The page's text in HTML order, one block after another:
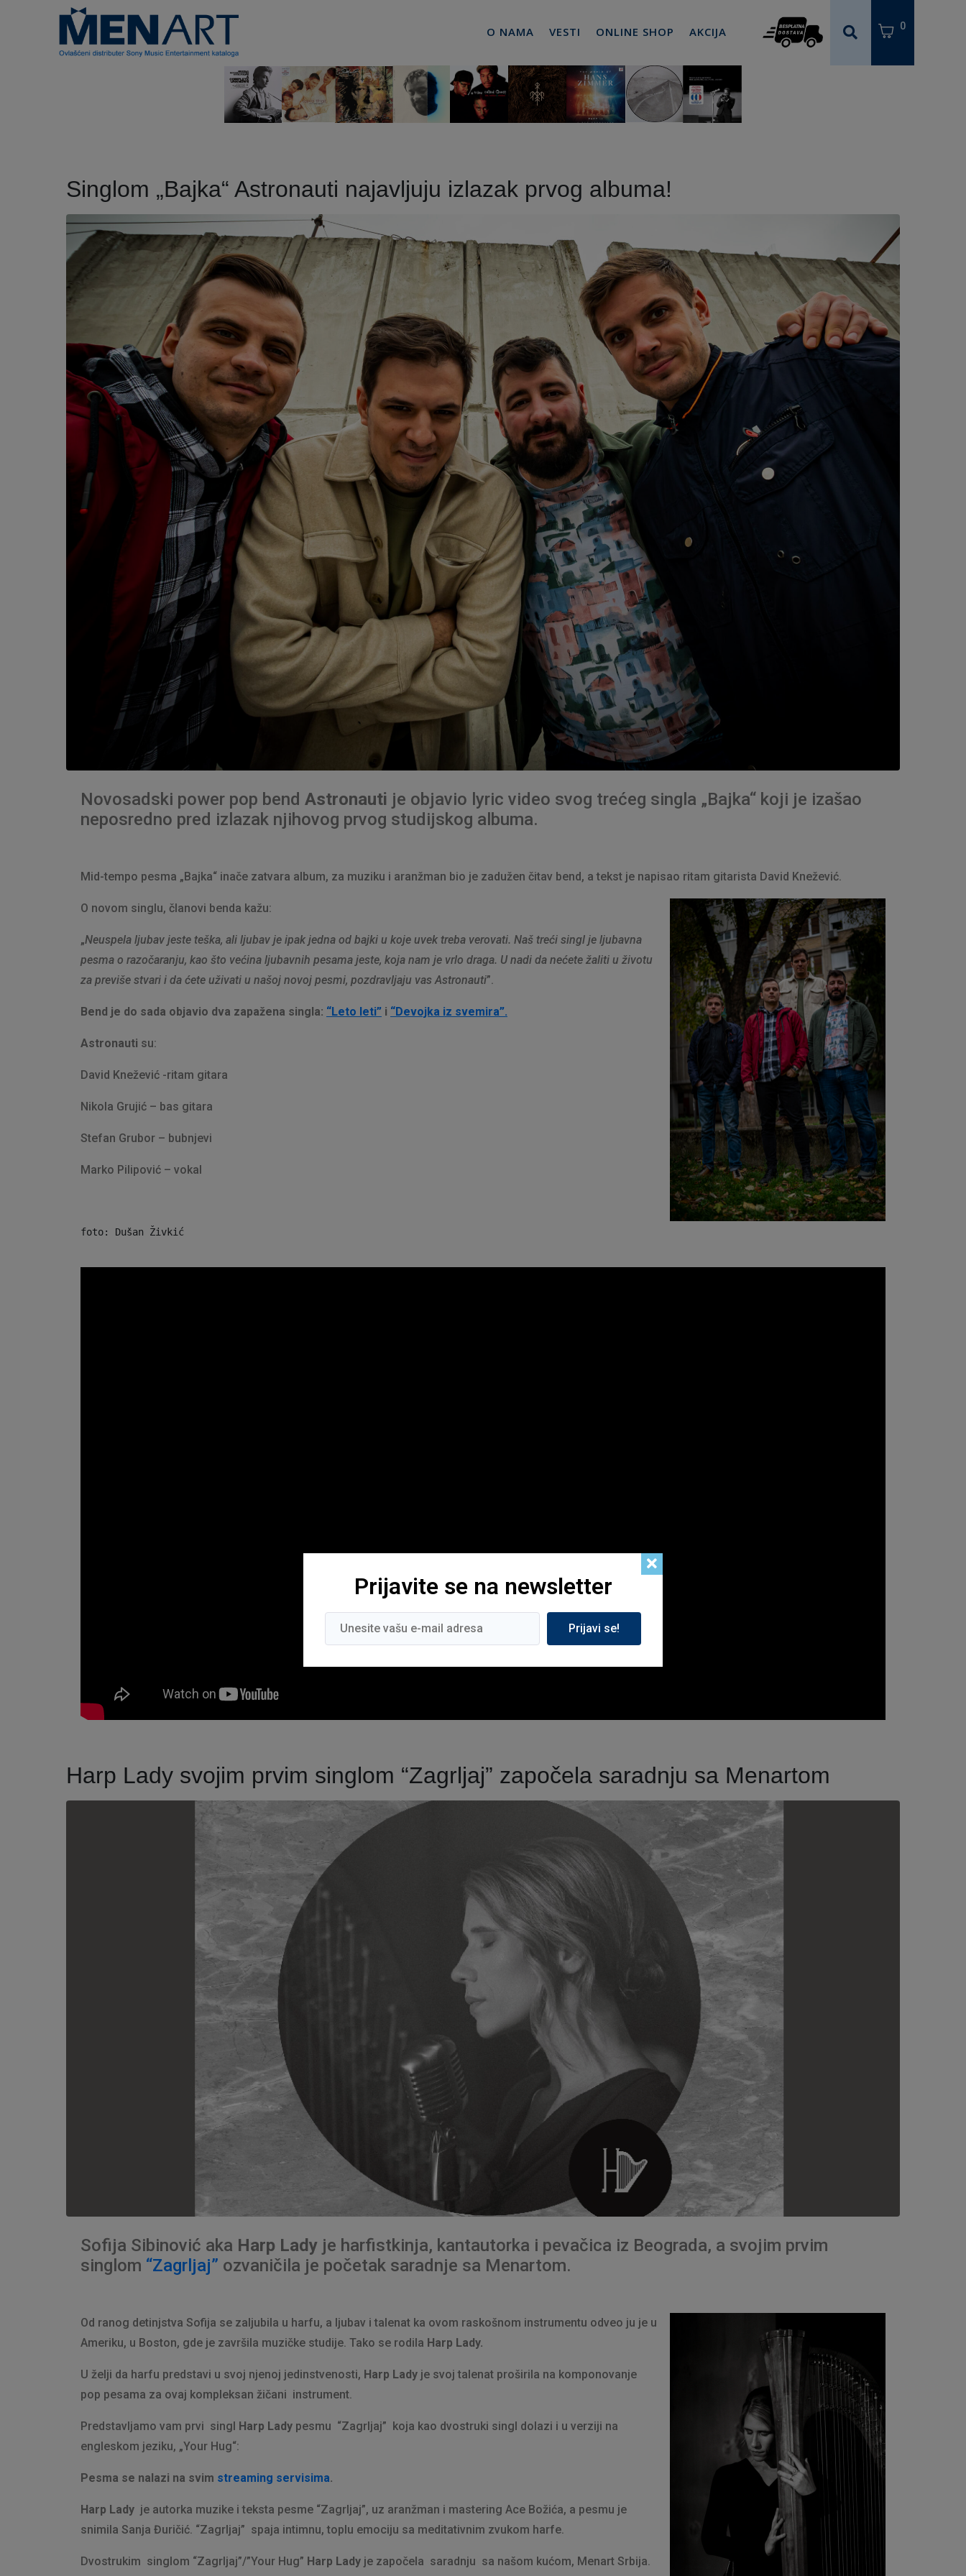
O NAMA VESTI ONLINE SHOP AKCIJA 0
Singlom „Bajka“ Astronauti najavljuju izlazak prvog albuma!
Novosadski power pop bend Astronauti je objavio lyric video svog trećeg singla „Bajka“ koji je izašao
neposredno pred izlazak njihovog prvog studijskog albuma.
Mid-tempo pesma „Bajka“ inače zatvara album, za muziku i aranžman bio je zadužen čitav bend, a tekst je napisao ritam gitarista David Knežević.
O novom singlu, članovi benda kažu:
„Neuspela ljubav jeste teška, ali ljubav je ipak jedna od bajki u koje uvek treba verovati. Naš treći singl je ljubavna
pesma o razočaranju, kao što većina ljubavnih pesama jeste, koja nam je vrlo draga. U nadi da nećete žaliti u životu
za previše stvari i da ćete uživati u našoj novoj pesmi, pozdravljaju vas Astronauti”.
Bend je do sada objavio dva zapažena singla: “Leto leti” i “Devojka iz svemira”.
Astronauti su:
David Knežević -ritam gitara
Nikola Grujić – bas gitara
Stefan Grubor – bubnjevi
Marko Pilipović – vokal
foto: Dušan Živkić
Harp Lady svojim prvim singlom “Zagrljaj” započela saradnju sa Menartom
Sofija Sibinović aka Harp Lady je harfistkinja, kantautorka i pevačica iz Beograda, a svojim prvim
singlom “Zagrljaj” ozvaničila je početak saradnje sa Menartom.
Od ranog detinjstva Sofija se zaljubila u harfu, a ljubav i talenat ka ovom raskošnom instrumentu odveo ju je u
Ameriku, u Boston, gde je završila muzičke studije. Tako se rodila Harp Lady.
U želji da harfu predstavi u svoj njenoj jedinstvenosti, Harp Lady je svoj talenat proširila na komponovanje
pop pesama za ovaj kompleksan žičani instrument.
Predstavljamo vam prvi singl Harp Lady pesmu “Zagrljaj” koja kao dvostruki singl dolazi i u verziji na
engleskom jeziku, „Your Hug“:
Pesma se nalazi na svim streaming servisima.
Harp Lady je autorka muzike i teksta pesme “Zagrljaj”, uz aranžman i mastering Ace Božića, a pesmu je
snimila Sanja Đuričić. “Zagrljaj” spaja intimnu, toplu emociju sa meditativnim zvukom harfe.
Dvostrukim singlom “Zagrljaj”/”Your Hug” Harp Lady je započela saradnju sa našom kućom, Menart Srbija.
Prijavite se na newsletter
Prijavi se!